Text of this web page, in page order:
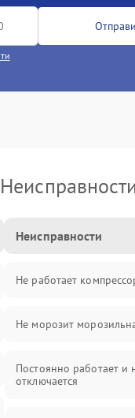
Неисправности
Не работает
Не морозит
Постоянно работает и
отключается